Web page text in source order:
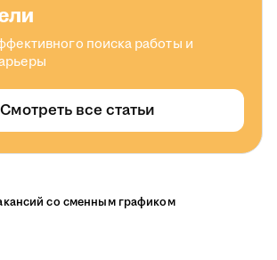
поиска работы и
Смотреть все статьи
со сменным графиком